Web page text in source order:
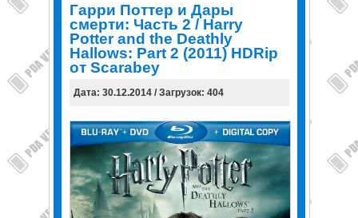
Гарри Поттер и Дары
смерти: Часть 2 / Harry
Potter and the Deathly
Hallows: Part 2 (2011) HDRip
от Scarabey
Дата: 30.12.2014 / Загрузок: 404